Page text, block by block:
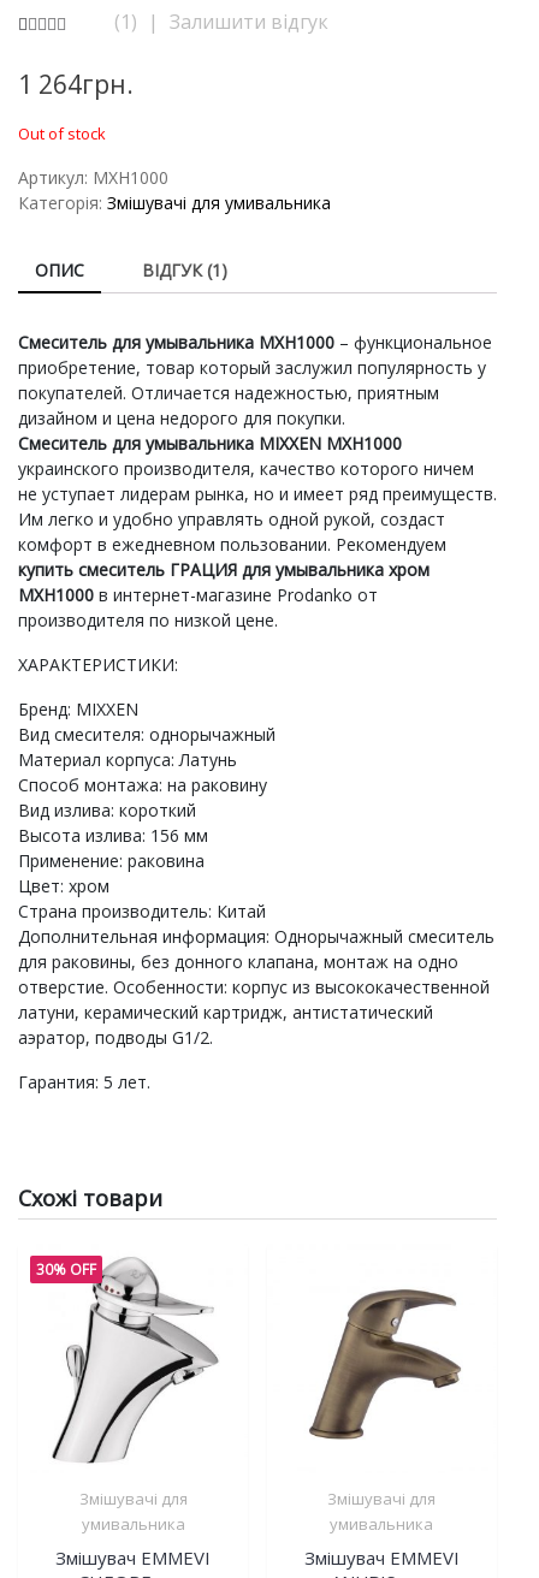
based on
(1) | Залишити відгук
1 264грн.
Out of stock
Артикул: MXH1000
Категорія: Змішувачі для умивальника
ОПИС ВІДГУК (1)
Смеситель для умывальника MXH1000 – функциональное
приобретение, товар который заслужил популярность у
покупателей. Отличается надежностью, приятным
дизайном и цена недорого для покупки.
Смеситель для умывальника MIXXEN MXH1000
украинского производителя, качество которого ничем
не уступает лидерам рынка, но и имеет ряд преимуществ.
Им легко и удобно управлять одной рукой, создаст
комфорт в ежедневном пользовании. Рекомендуем
купить смеситель ГРАЦИЯ для умывальника хром
MXН1000 в интернет-магазине Prodanko от
производителя по низкой цене.
ХАРАКТЕРИСТИКИ:
Бренд: MIXXEN
Вид смесителя: однорычажный
Материал корпуса: Латунь
Способ монтажа: на раковину
Вид излива: короткий
Высота излива: 156 мм
Применение: раковина
Цвет: хром
Страна производитель: Китай
Дополнительная информация: Однорычажный смеситель
для раковины, без донного клапана, монтаж на одно
отверстие. Особенности: корпус из высококачественной
латуни, керамический картридж, антистатический
аэратор, подводы G1/2.
Гарантия: 5 лет.
Схожі товари
30% OFF
Змішувачі для
умивальника
Змішувач EMMEVI
Змішувачі для
умивальника
Змішувач EMMEVI